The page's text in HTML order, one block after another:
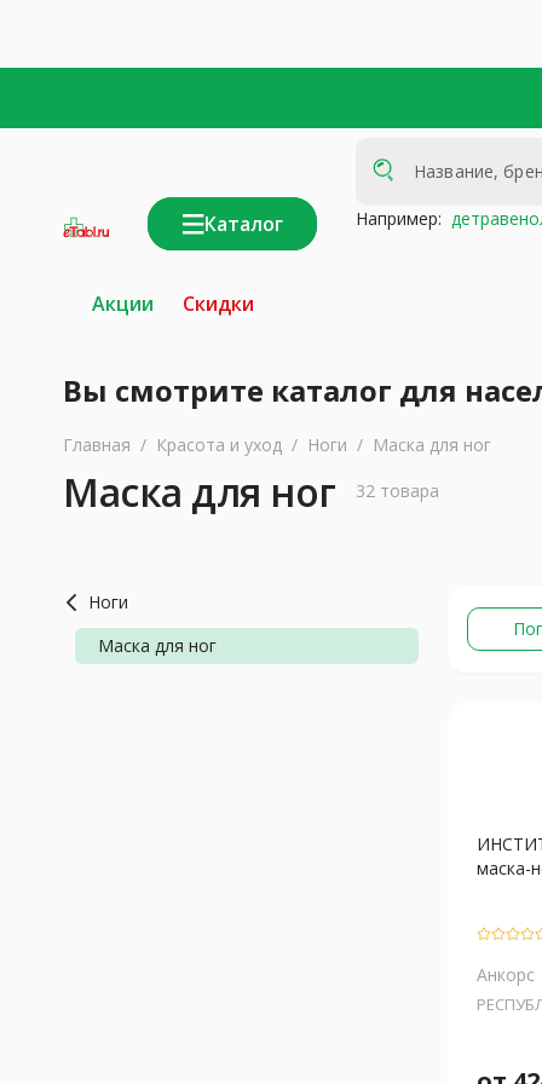
Каталог Например:
Акции Скидки
Вы смотрите каталог для
Главная / Красота и уход / Ноги / Маска для ног
Маска для ног 32 товара
Ноги
Маска для ног
маска-
Анкорс